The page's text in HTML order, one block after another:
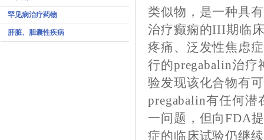
罕见病治疗药物
肝脏、胆囊性疾病
类似物，是一种具
治疗癫痫的III期临
疼痛、泛发性焦虑
行的pregabalin治
验发现该化合物有
pregabalin有任何
一问题，但向FDA
症的临床试验仍继